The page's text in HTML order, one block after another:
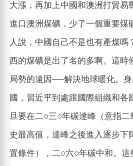
大漲，再加上中國和澳洲打貿易
進口澳洲煤礦，少了一個重要煤
人說，中國自己不是也有產煤嗎
西的煤礦是出了名的多啊。這時
局勢的遠因──解決地球暖化。
國，習近平到處跟國際組織和各
旦要在二○三○年碳達峰（意指二
史最高值，達峰之後進入逐步下
置條件），二○六○年碳中和。這